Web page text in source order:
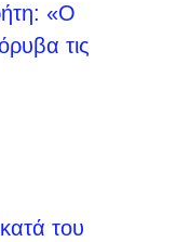
«Ο
τις
του